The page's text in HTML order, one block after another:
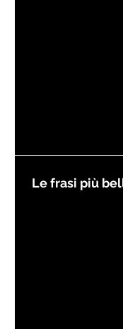
Le frasi più